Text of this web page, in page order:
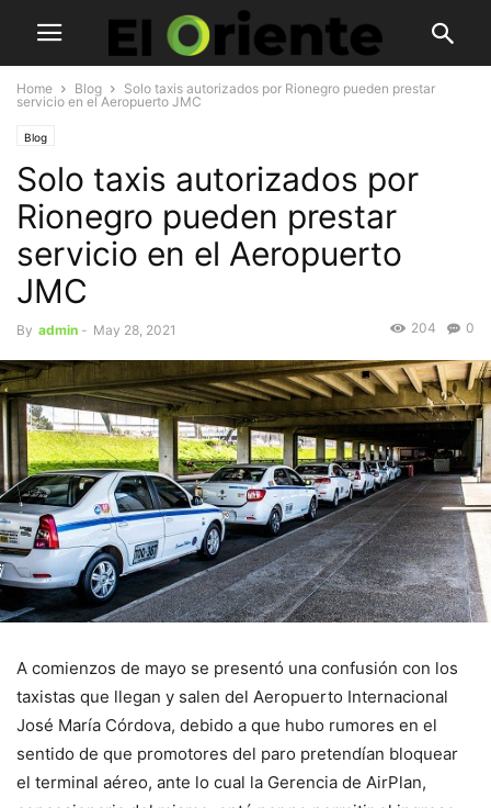
Home Blog
Solo taxis autorizados por Rionegro pueden prestar
servicio en el Aeropuerto JMC
Blog
Solo taxis autorizados por
Rionegro pueden prestar
servicio en el Aeropuerto
JMC
By admin - May 28, 2021 0
204
A comienzos de mayo se presentó una confusión con los
taxistas que llegan y salen del Aeropuerto Internacional
José María Córdova, debido a que hubo rumores en el
sentido de que promotores del paro pretendían bloquear
el terminal aéreo, ante lo cual la Gerencia de AirPlan,